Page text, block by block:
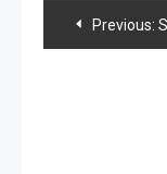
Previous: